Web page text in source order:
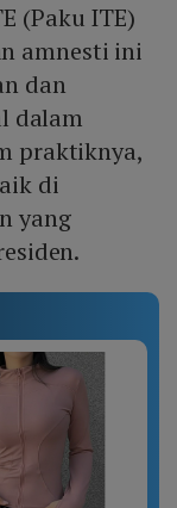
(Paku ITE)
amnesti ini
dan
dalam
praktiknya,
di
yang